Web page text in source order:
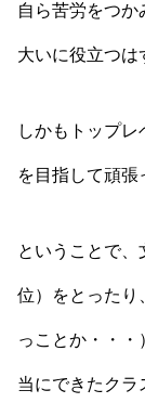
自ら苦労をつ
大いに役立つは
しかもトップ
を目指して頑張
ということで
位）をとったり
っことか・・
当にできたクラ